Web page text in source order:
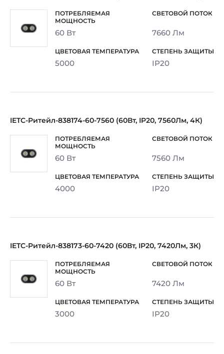
60 Вт 7660 Лм
5000 IP20
IETC-Ритейл-838174-60-7560 (60Вт, IP20, 7560Лм, 4К)
60 Вт 7560 Лм
4000 IP20
IETC-Ритейл-838173-60-7420 (60Вт, IP20, 7420Лм, 3К)
60 Вт 7420 Лм
3000 IP20